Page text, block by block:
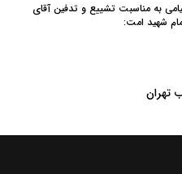
به‌ مناسبت تشییع و تدفین آقای
شهید امت:
تهران